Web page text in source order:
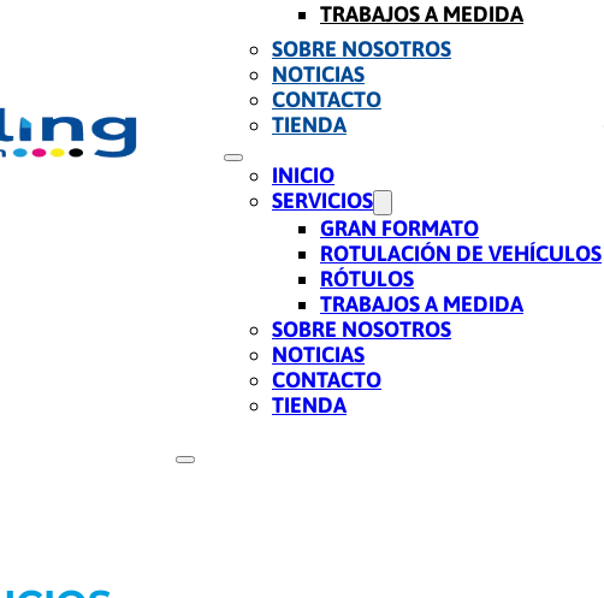
TRABAJOS A MEDIDA
SOBRE NOSOTROS
NOTICIAS
CONTACTO
TIENDA
INICIO
SERVICIOS
GRAN FORMATO
ROTULACIÓN DE VEHÍCULOS
RÓTULOS
TRABAJOS A MEDIDA
SOBRE NOSOTROS
NOTICIAS
CONTACTO
TIENDA